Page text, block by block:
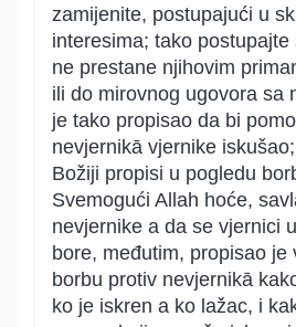
zamijenite, postupajući u
interesima; tako postupajte
ne prestane njihovim
ili do mirovnog ugovora sa
je tako propisao da bi
nevjernikā vjernike
Božiji propisi u pogledu
Svemogući Allah hoće,
nevjernike a da se vjernici
bore, međutim, propisao je
borbu protiv nevjernikā
ko je iskren a ko lažac, i